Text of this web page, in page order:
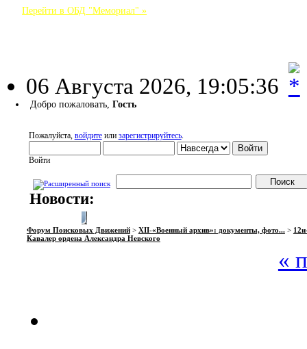
Перейти в ОБД "Мемориал" »
06 Августа 2026, 19:05:36
Добро пожаловать,Гость
Пожалуйста, войдитеили зарегистрируйтесь.
Войти
Новости:
Форум Поисковых Движений> XII-«Военный архив»: документы, фото...>
Кавалер ордена Александра Невского
«